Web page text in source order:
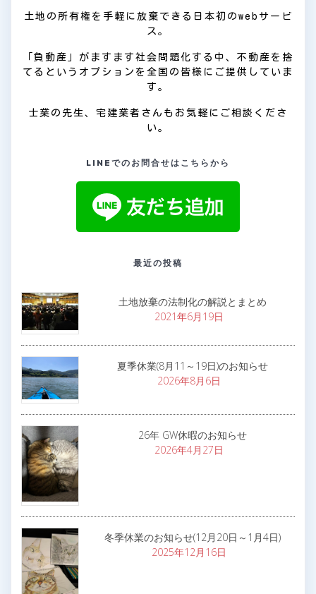
土地の所有権を手軽に放棄できる日本初のwebサービ
ス。
「負動産」がますます社会問題化する中、不動産を捨
てるというオプションを全国の皆様にご提供していま
す。
士業の先生、宅建業者さんもお気軽にご相談くださ
い。
LINEでのお問合せはこちらから
最近の投稿
土地放棄の法制化の解説とまとめ
2021年6月19日
夏季休業(8月11～19日)のお知らせ
2026年8月6日
26年 GW休暇のお知らせ
2026年4月27日
冬季休業のお知らせ(12月20日～1月4日)
2025年12月16日